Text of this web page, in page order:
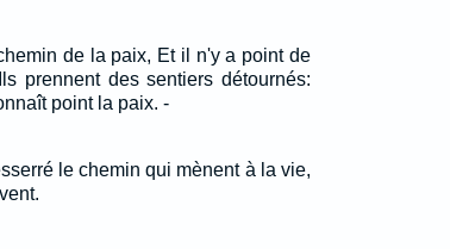
de la paix, Et il n'y a point de
prennent des sentiers détournés:
point la paix. -
le chemin qui mènent à la vie,